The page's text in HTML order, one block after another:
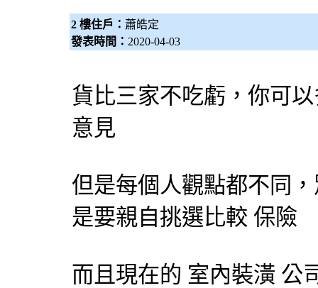
2 樓住戶： 蕭皓定
發表時間： 2020-04-03
貨比三家不吃虧，你可
意見
但是每個人觀點都不同
是要親自挑選比較 保險
而且現在的 室內裝潢 公